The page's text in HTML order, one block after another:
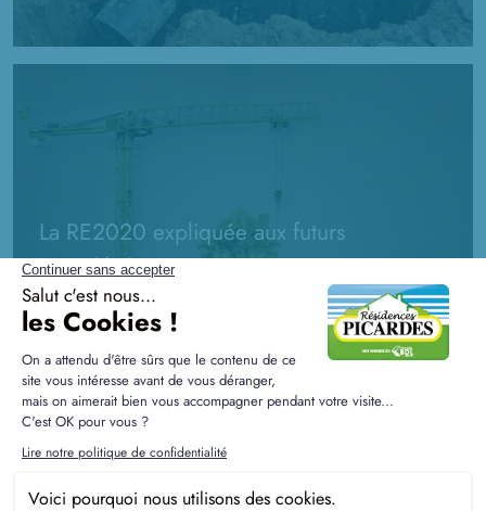
La RE2020 expliquée aux futurs
propriétaires
La RE2020 est la nouvelle réglementation environnementale qui
touche le secteur de la construction : tout savoir et ce qui la
différencie de la RT2012.
Faire construire sa maison :